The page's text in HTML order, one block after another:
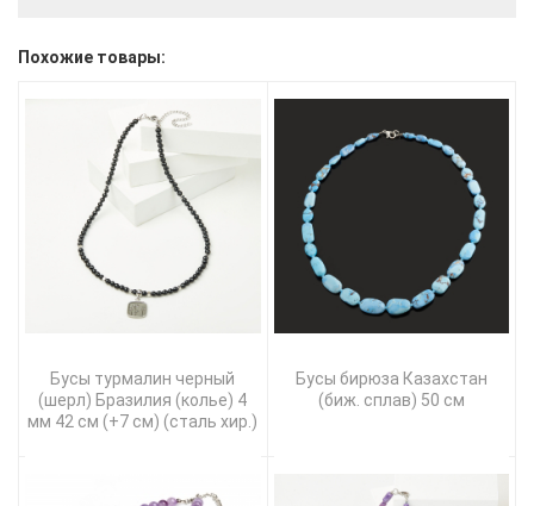
Похожие товары:
Бусы турмалин черный
(шерл) Бразилия (колье) 4
мм 42 см (+7 см) (сталь хир.)
Бусы бирюза Казахстан
(биж. сплав) 50 см